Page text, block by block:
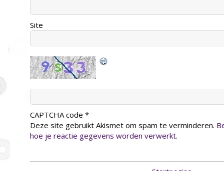
Site
CAPTCHA code *
Deze site gebruikt Akismet om spam te verminderen.
hoe je reactie gegevens worden verwerkt.